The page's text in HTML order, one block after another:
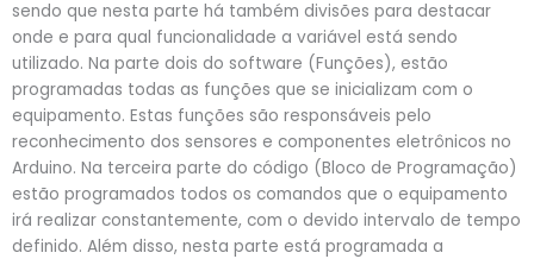
sendo que nesta parte há também divisões para destacar
onde e para qual funcionalidade a variável está sendo
utilizado. Na parte dois do software (Funções), estão
programadas todas as funções que se inicializam com o
equipamento. Estas funções são responsáveis pelo
reconhecimento dos sensores e componentes eletrônicos no
Arduino. Na terceira parte do código (Bloco de Programação)
estão programados todos os comandos que o equipamento
irá realizar constantemente, com o devido intervalo de tempo
definido. Além disso, nesta parte está programada a